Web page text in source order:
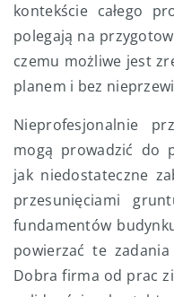
kontekście całego
polegają na
czemu możliwe jest
planem i bez
Nieprofesjonalnie
mogą prowadzić do
jak niedostateczne
przesunięciami
fundamentów
powierzać te
Dobra firma od prac